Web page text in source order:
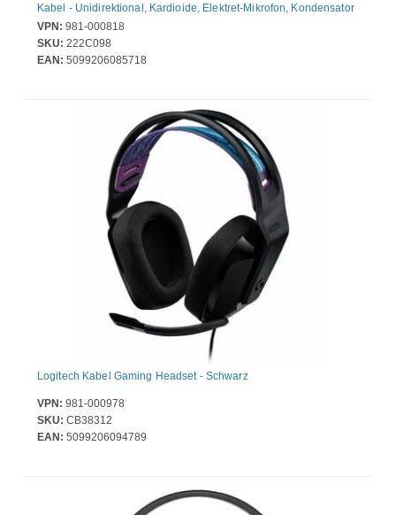
Kabel - Unidirektional, Kardioide, Elektret-Mikrofon, Kondensator
Mikrophon - Host-Schnittstelle: Mini-Phone (3,5mm)
VPN: 981-000818
SKU: 222C098
EAN: 5099206085718
Logitech Kabel Gaming Headset - Schwarz
VPN: 981-000978
SKU: CB38312
EAN: 5099206094789